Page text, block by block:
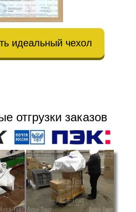
идеальный чехол
отгрузки заказов